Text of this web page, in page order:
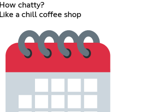
How chatty?
Like a chill coffee shop